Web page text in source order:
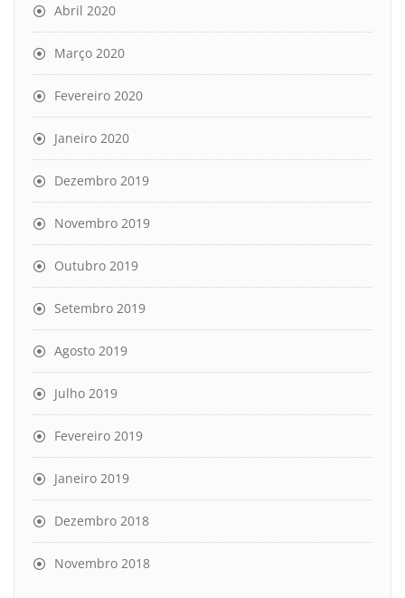
Abril 2020
Março 2020
Fevereiro 2020
Janeiro 2020
Dezembro 2019
Novembro 2019
Outubro 2019
Setembro 2019
Agosto 2019
Julho 2019
Fevereiro 2019
Janeiro 2019
Dezembro 2018
Novembro 2018